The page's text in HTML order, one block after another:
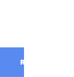
Rechercher